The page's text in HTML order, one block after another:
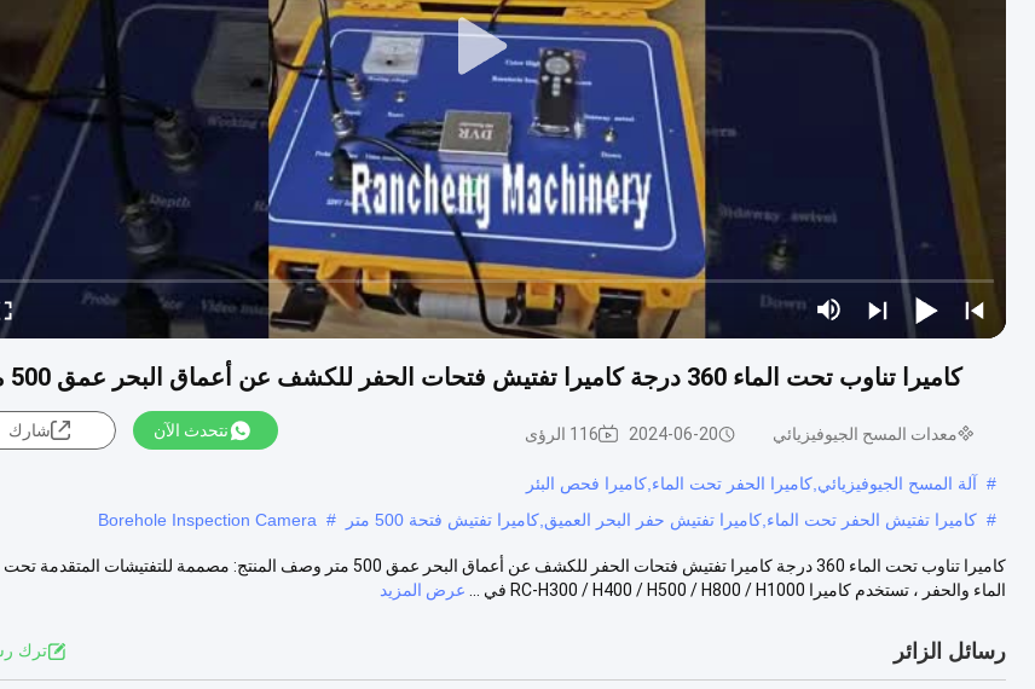
كاميرا تناوب تحت الماء 360 درجة كاميرا تفتيش فتحات الحفر للكشف عن أعماق البحر عمق 500 متر
معدات المسح الجيوفيزيائي 2024-06-20 116 الرؤى نتحدث الآن شارك
# آلة المسح الجيوفيزيائي,كاميرا الحفر تحت الماء,كاميرا فحص البئر
# كاميرا تفتيش الحفر تحت الماء,كاميرا تفتيش حفر البحر العميق,كاميرا تفتيش فتحة 500 متر #
Borehole Inspection Camera
كاميرا تناوب تحت الماء 360 درجة كاميرا تفتيش فتحات الحفر للكشف عن أعماق البحر عمق 500 متر وصف المنتج: مصممة للتفتيشات المتقدمة تحت
الماء والحفر ، تستخدم كاميرا RC-H300 / H400 / H500 / H800 / H1000 في ...
عرض المزيد
رسائل الزائر ترك